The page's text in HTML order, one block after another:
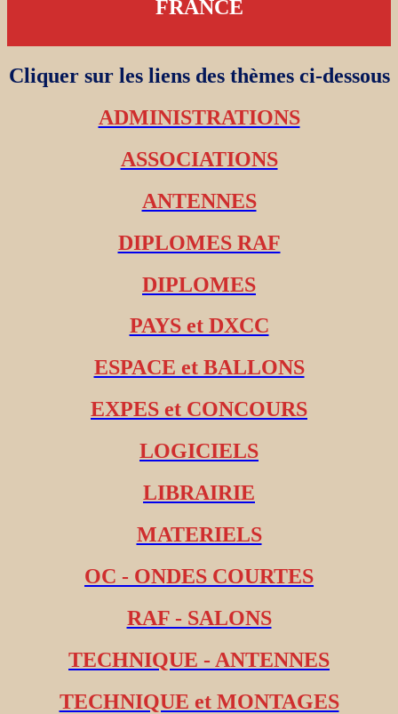
FRANCE
Cliquer sur les liens des thèmes ci-dessous
ADMINISTRATIONS
ASSOCIATIONS
ANTENNES
DIPLOMES RAF
DIPLOMES
PAYS et DXCC
ESPACE et BALLONS
EXPES et CONCOURS
LOGICIELS
LIBRAIRIE
MATERIELS
OC - ONDES COURTES
RAF - SALONS
TECHNIQUE - ANTENNES
TECHNIQUE et MONTAGES